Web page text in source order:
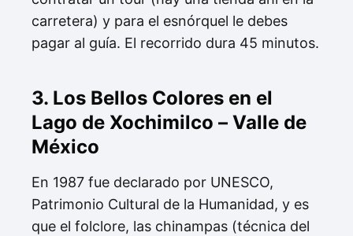
carretera) y para el esnórquel le debes
pagar al guía. El recorrido dura 45 minutos.
3. Los Bellos Colores en el
Lago de Xochimilco – Valle de
México
En 1987 fue declarado por UNESCO,
Patrimonio Cultural de la Humanidad, y es
que el folclore, las chinampas (técnica del